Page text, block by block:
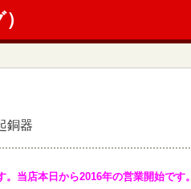
銅器
当店本日から2016年の営業開始です。